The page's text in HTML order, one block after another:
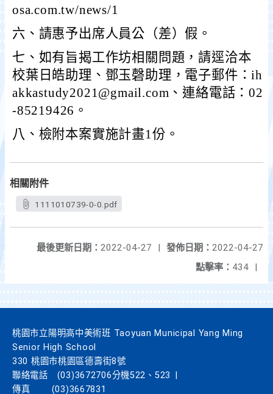
osa.com.tw/news/1
六、請惠予出席人員公（差）假。
七、如有旨揭工作坊相關問題，請逕洽本
校葉日皓助理、鄧玉磬助理，電子郵件：ih
akkastudy2021@gmail.com、連絡電話：02
-85219426。
八、檢附本案實施計畫1份。
相關附件
1111010739-0-0.pdf
發佈日期： 2022-04-27
最後更新日期： 2022-04-27
|
點擊率： 434 |
桃園市立陽明高中美術班 Taoyuan Municipal Yang Ming
Senior High School
330 桃園市桃園區德壽街8號
聯絡電話
(03)3672706分機522、523
傳真
(03)3667831